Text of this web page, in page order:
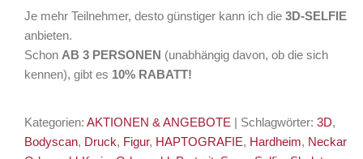
Je mehr Teilnehmer, desto günstiger kann ich die3D-SELFIES
anbieten.
Schon AB 3 PERSONEN (unabhängig davon, ob die sich
kennen), gibt es 10% RABATT!
Kategorien:AKTIONEN & ANGEBOTE | Schlagwörter:3D,
Bodyscan, Druck, Figur, HAPTOGRAFIE, Hardheim, Neckar-